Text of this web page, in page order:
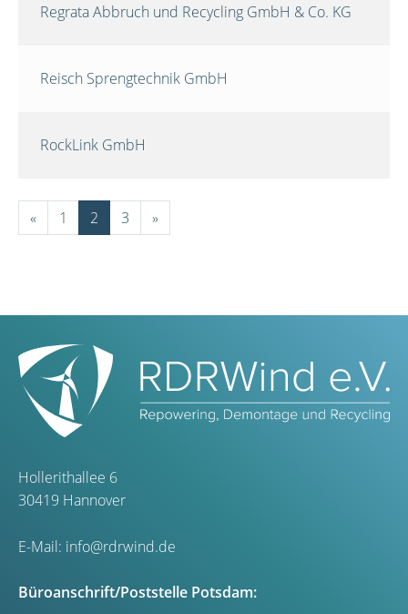
Regrata Abbruch und Recycling GmbH & Co. KG
Reisch Sprengtechnik GmbH
RockLink GmbH
« 1 2 3 »
Hollerithallee 6
30419 Hannover
E-Mail: info@rdrwind.de
Büroanschrift/Poststelle Potsdam: